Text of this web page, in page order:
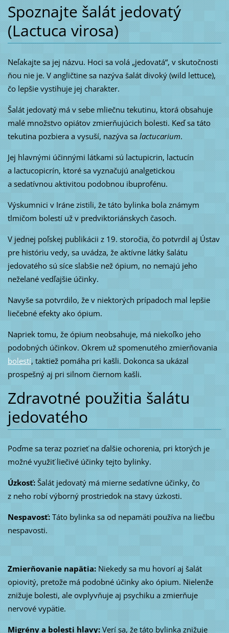
Spoznajte šalát jedovatý
(Lactuca virosa)
Neľakajte sa jej názvu. Hoci sa volá „jedovatá“, v skutočnosti
ňou nie je. V angličtine sa nazýva šalát divoký (wild lettuce),
čo lepšie vystihuje jej charakter.
Šalát jedovatý má v sebe mliečnu tekutinu, ktorá obsahuje
malé množstvo opiátov zmierňujúcich bolesti. Keď sa táto
tekutina pozbiera a vysuší, nazýva sa lactucarium.
Jej hlavnými účinnými látkami sú lactupicrin, lactucín
a lactucopicrín, ktoré sa vyznačujú analgetickou
a sedatívnou aktivitou podobnou ibuprofénu.
Výskumnici v Iráne zistili, že táto bylinka bola známym
tlmičom bolestí už v predviktoriánskych časoch.
V jednej poľskej publikácii z 19. storočia, čo potvrdil aj Ústav
pre históriu vedy, sa uvádza, že aktívne látky šalátu
jedovatého sú síce slabšie než ópium, no nemajú jeho
neželané vedľajšie účinky.
Navyše sa potvrdilo, že v niektorých prípadoch mal lepšie
liečebné efekty ako ópium.
Napriek tomu, že ópium neobsahuje, má niekoľko jeho
podobných účinkov. Okrem už spomenutého zmierňovania
bolestí, taktiež pomáha pri kašli. Dokonca sa ukázal
prospešný aj pri silnom čiernom kašli.
Zdravotné použitia šalátu
jedovatého
Poďme sa teraz pozrieť na ďalšie ochorenia, pri ktorých je
možné využiť liečivé účinky tejto bylinky.
Úzkosť:Šalát jedovatý má mierne sedatívne účinky, čo
z neho robí výborný prostriedok na stavy úzkosti.
Nespavosť:Táto bylinka sa od nepamäti používa na liečbu
nespavosti.
Zmierňovanie napätia: Niekedy sa mu hovorí aj šalát
opiovitý, pretože má podobné účinky ako ópium. Nielenže
znižuje bolesti, ale ovplyvňuje aj psychiku a zmierňuje
nervové vypätie.
Migrény a bolesti hlavy:Verí sa, že táto bylinka znižuje